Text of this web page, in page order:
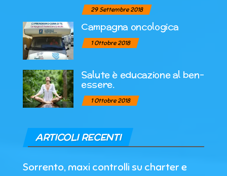
29 Settembre 2018
Campagna oncologica
1 Ottobre 2018
Salute è educazione al ben-
essere.
1 Ottobre 2018
ARTICOLI RECENTI
Sorrento, maxi controlli su charter e